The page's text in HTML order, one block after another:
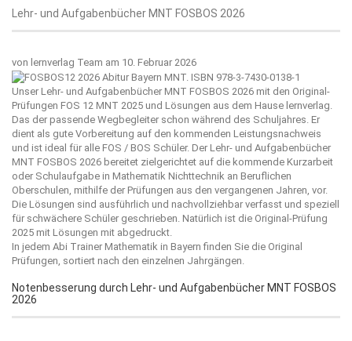
Lehr- und Aufgabenbücher MNT FOSBOS 2026
von lernverlag Team am 10. Februar 2026
Unser Lehr- und Aufgabenbücher MNT FOSBOS 2026 mit den Original-
Prüfungen FOS 12 MNT 2025 und Lösungen aus dem Hause lernverlag
Das der passende Wegbegleiter schon während des Schuljahres. Er
dient als gute Vorbereitung auf den kommenden Leistungsnachweis
und ist ideal für alle FOS / BOS Schüler. Der Lehr- und Aufgabenbücher
MNT FOSBOS 2026 bereitet zielgerichtet auf die kommende Kurzarbeit
oder Schulaufgabe in Mathematik Nichttechnik an Beruflichen
Oberschulen, mithilfe der Prüfungen aus den vergangenen Jahren, vor.
Die Lösungen sind ausführlich und nachvollziehbar verfasst und speziell
für schwächere Schüler geschrieben. Natürlich ist die Original-Prüfung
2025 mit Lösungen mit abgedruckt.
In jedem Abi Trainer Mathematik in Bayern finden Sie die Original
Prüfungen, sortiert nach den einzelnen Jahrgängen.
Notenbesserung durch Lehr- und Aufgabenbücher MNT FOSBOS
2026